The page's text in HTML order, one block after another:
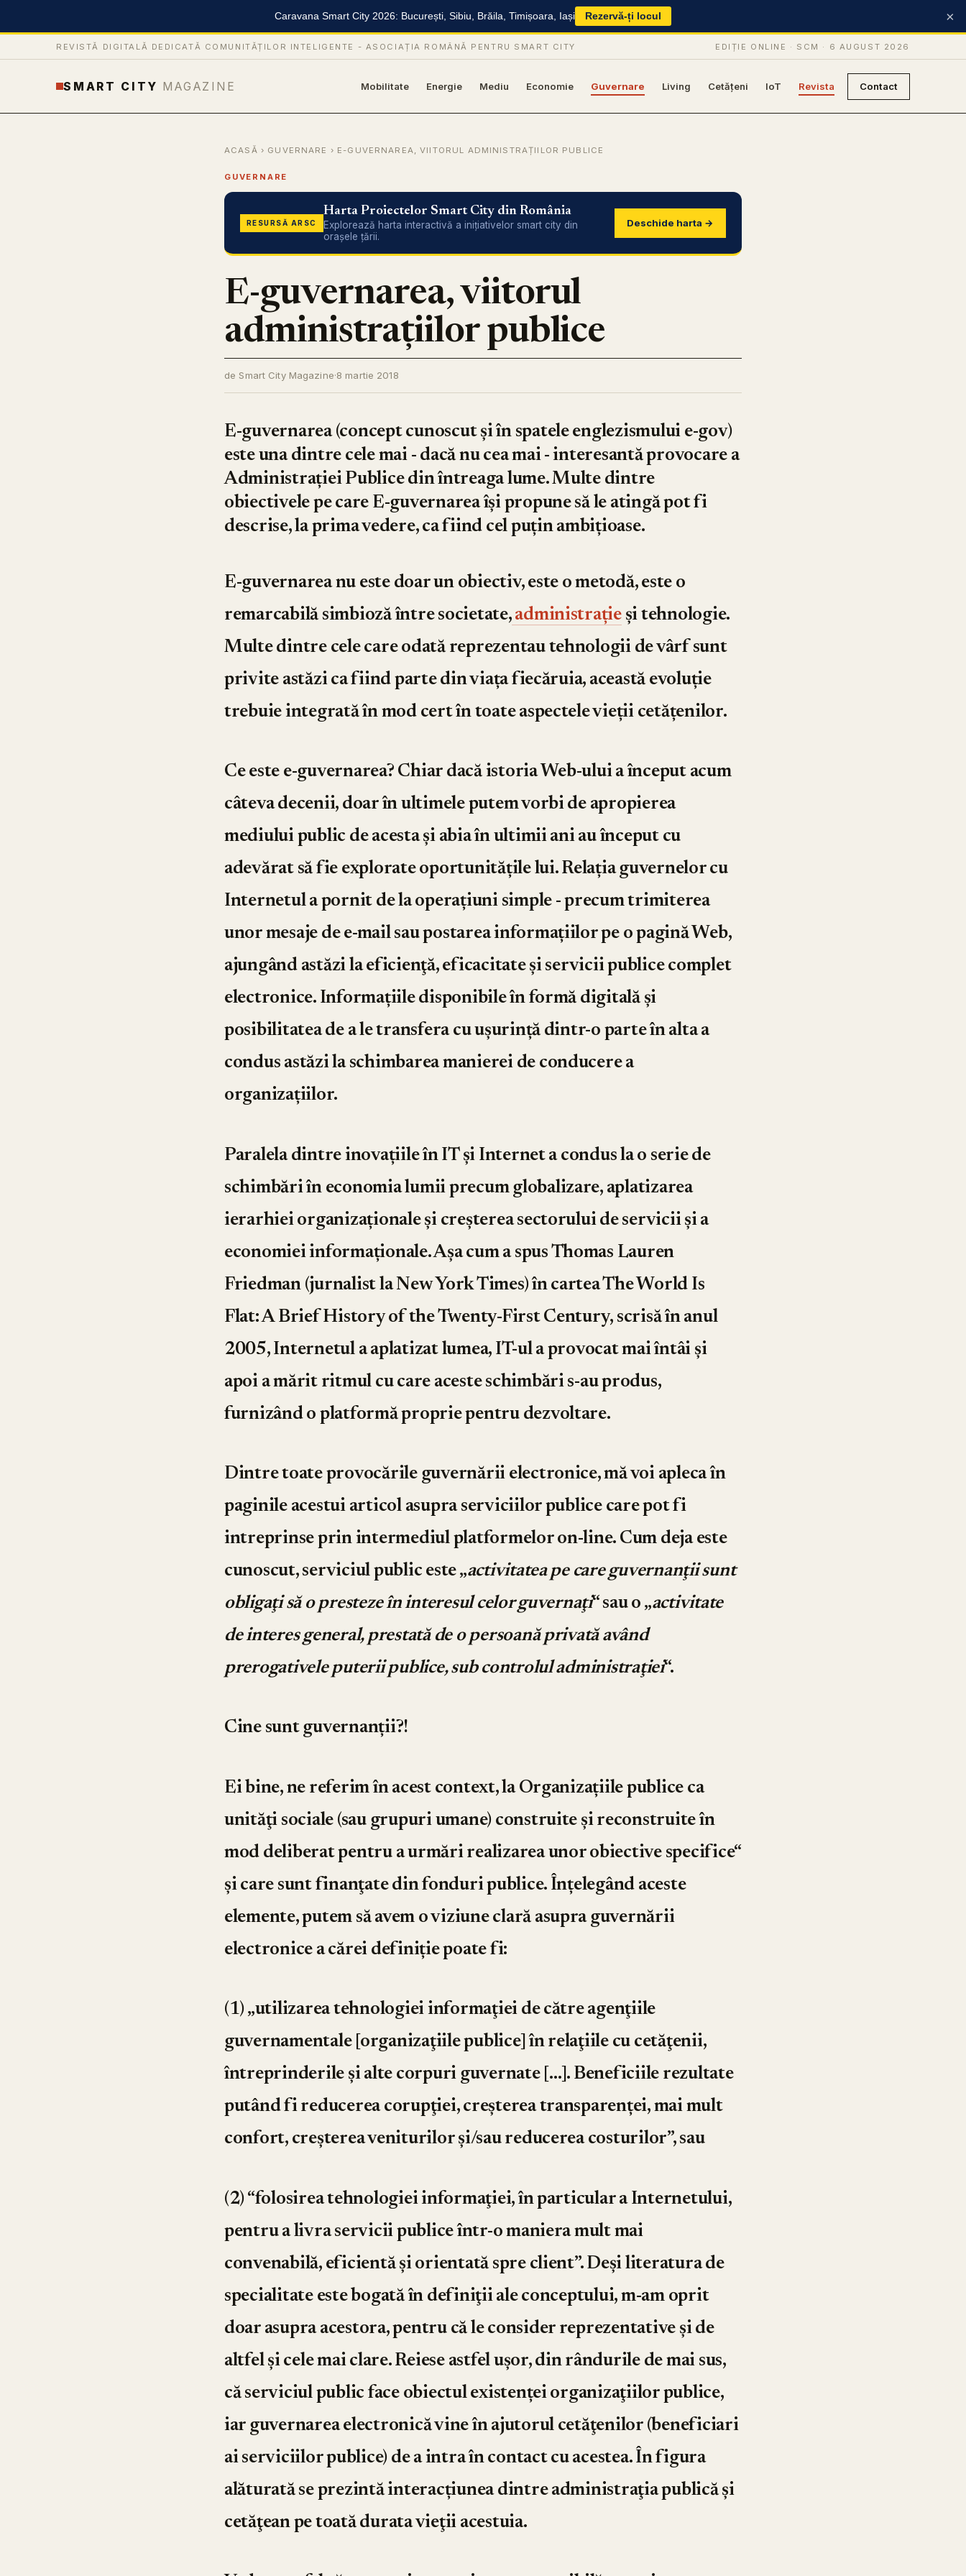
Caravana Smart City 2026: București, Sibiu, Brăila, Timișoara, Iași Rezervă-ți locul ×
REVISTĂ DIGITALĂ DEDICATĂ COMUNITĂȚILOR INTELIGENTE - ASOCIAȚIA ROMÂNĂ PENTRU SMART CITY EDIȚIE ONLINE · SCM · 6 AUGUST 2026
SMART CITY MAGAZINE Mobilitate Energie Mediu Economie Guvernare Living Cetățeni IoT Revista Contact
ACASĂ › GUVERNARE › E-GUVERNAREA, VIITORUL ADMINISTRAȚIILOR PUBLICE
GUVERNARE
RESURSĂ ARSC
Harta Proiectelor Smart City din România
Explorează harta interactivă a inițiativelor smart city din
orașele țării.
Deschide harta →
E-guvernarea, viitorul
administrațiilor publice
de Smart City Magazine·8 martie 2018
E-guvernarea(concept cunoscut și în spatele englezismului e-gov)
este una dintre cele mai - dacă nu cea mai - interesantă provocare a
Administrației Publice din întreaga lume. Multe dintre
obiectivele pe care E-guvernarea își propune să le atingă pot fi
descrise, la prima vedere, ca fiind cel puțin ambițioase.
E-guvernarea nu este doar un obiectiv, este o metodă, este o
remarcabilă simbioză între societate,administrațieși tehnologie.
Multe dintre cele care odată reprezentau tehnologii de vârf sunt
privite astăzi ca fiind parte din viața fiecăruia, această evoluție
trebuie integrată în mod cert în toate aspectele vieții cetățenilor.
Ce este e-guvernarea? Chiar dacă istoria Web-ului a început acum
câteva decenii, doar în ultimele putem vorbi de apropierea
mediului public de acesta și abia în ultimii ani au început cu
adevărat să fie explorate oportunitățile lui. Relația guvernelor cu
Internetul a pornit de la operațiuni simple - precum trimiterea
unor mesaje de e-mail sau postarea informațiilor pe o pagină Web,
ajungând astăzi la eficienţă, eficacitate și servicii publice complet
electronice. Informațiile disponibile în formă digitală și
posibilitatea de a le transfera cu ușurință dintr-o parte în alta a
condus astăzi la schimbarea manierei de conducere a
organizațiilor.
Paralela dintre inovațiile în IT și Internet a condus la o serie de
schimbări în economia lumii precum globalizare, aplatizarea
ierarhiei organizaționale și creșterea sectorului de servicii și a
economiei informaționale. Așa cum a spus Thomas Lauren
Friedman (jurnalist la New York Times) în cartea The World Is
Flat: A Brief History of the Twenty-First Century, scrisă în anul
2005, Internetul a aplatizat lumea, IT-ul a provocat mai întâi și
apoi a mărit ritmul cu care aceste schimbări s-au produs,
furnizând o platformă proprie pentru dezvoltare.
Dintre toate provocările guvernării electronice, mă voi apleca în
paginile acestui articol asupra serviciilor publice care pot fi
intreprinse prin intermediul platformelor on-line. Cum deja este
cunoscut, serviciul public este „activitatea pe care guvernanţii sunt
obligaţi să o presteze în interesul celor guvernaţi“ sau o „activitate
de interes general, prestată de o persoană privată având
prerogativele puterii publice, sub controlul administraţiei“.
Cine sunt guvernanții?!
Ei bine, ne referim în acest context, la Organizațiile publice ca
unităţi sociale (sau grupuri umane) construite şi reconstruite în
mod deliberat pentru a urmări realizarea unor obiective specifice“
şi care sunt finanţate din fonduri publice. Înțelegând aceste
elemente, putem să avem o viziune clară asupra guvernării
electronice a cărei definiție poate fi:
(1) „utilizarea tehnologiei informaţiei de către agenţiile
guvernamentale [organizaţiile publice] în relaţiile cu cetăţenii,
întreprinderile şi alte corpuri guvernate […]. Beneficiile rezultate
putând fi reducerea corupţiei, creşterea transparenței, mai mult
confort, creşterea veniturilor şi/sau reducerea costurilor”, sau
(2) “folosirea tehnologiei informaţiei, în particular a Internetului,
pentru a livra servicii publice într-o maniera mult mai
convenabilă, eficientă şi orientată spre client”. Deşi literatura de
specialitate este bogată în definiţii ale conceptului, m-am oprit
doar asupra acestora, pentru că le consider reprezentative şi de
altfel şi cele mai clare. Reiese astfel ușor, din rândurile de mai sus,
că serviciul public face obiectul existenței organizaţiilor publice,
iar guvernarea electronică vine în ajutorul cetăţenilor (beneficiari
ai serviciilor publice) de a intra în contact cu acestea. În figura
alăturată se prezintă interacțiunea dintre administraţia publică şi
cetăţean pe toată durata vieţii acestuia.